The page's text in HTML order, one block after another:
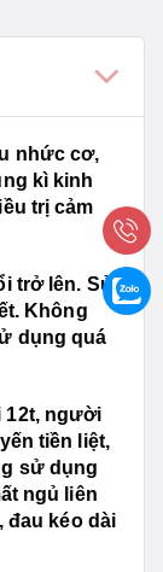
nhức cơ,
kì kinh
trị cảm
trở lên. Sử
Không
dụng quá
12t, người
tiền liệt,
sử dụng
ngủ liên
đau kéo dài